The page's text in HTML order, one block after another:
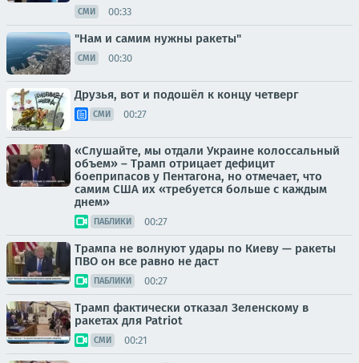
СМИ 00:33
"Нам и самим нужны ракеты"
СМИ 00:30
Друзья, вот и подошёл к концу четверг
СМИ 00:27
«Слушайте, мы отдали Украине колоссальный
объем» – Трамп отрицает дефицит
боеприпасов у Пентагона, но отмечает, что
самим США их «требуется больше с каждым
днем»
ПАБЛИКИ 00:27
Трампа не волнуют удары по Киеву — ракеты
ПВО он все равно не даст
ПАБЛИКИ 00:27
Трамп фактически отказал Зеленскому в
ракетах для Patriot
СМИ 00:21